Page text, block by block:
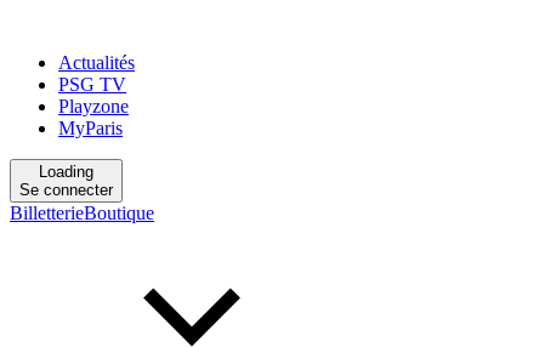
Actualités
PSG TV
Playzone
MyParis
Loading
Se connecter
BilletterieBoutique